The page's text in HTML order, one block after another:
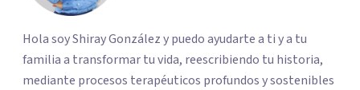
Hola soy Shiray González y puedo ayudarte a ti y a tu
familia a transformar tu vida, reescribiendo tu historia,
mediante procesos terapéuticos profundos y sostenibles